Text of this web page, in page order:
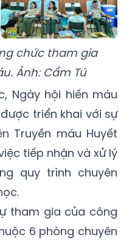
chức tham gia
Ảnh: Cẩm Tú
Ngày hội hiến máu
triển khai với sự
Truyền máu Huyết
tiếp nhận và xử lý
quy trình chuyên
tham gia của công
6 phòng chuyên